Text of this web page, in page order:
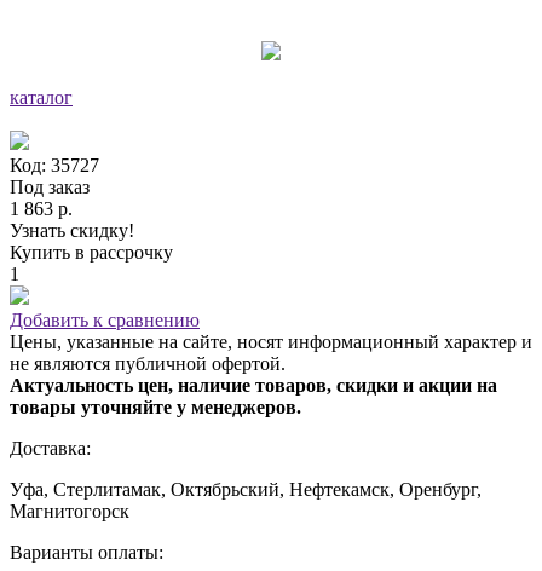
каталог
Код: 35727
Под заказ
1 863 р.
Узнать скидку!
Купить в рассрочку
1
Добавить к сравнению
Цены, указанные на сайте, носят информационный характер и
не являются публичной офертой.
Актуальность цен, наличие товаров, скидки и акции на
товары уточняйте у менеджеров.
Доставка:
Уфа, Стерлитамак, Октябрьский, Нефтекамск, Оренбург,
Магнитогорск
Варианты оплаты: